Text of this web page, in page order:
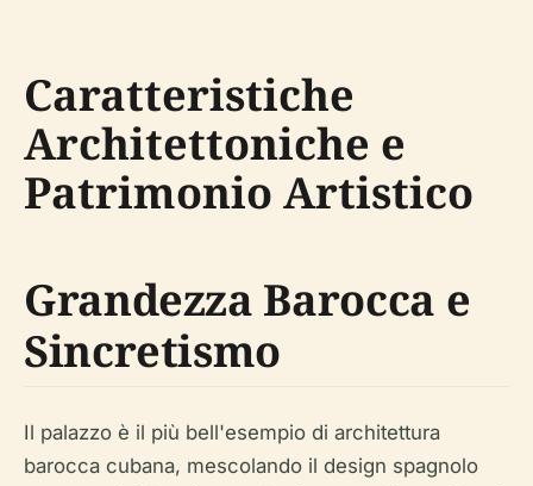
Caratteristiche
Architettoniche e
Patrimonio Artistico
Grandezza Barocca e
Sincretismo
Il palazzo è il più bell'esempio di architettura
barocca cubana, mescolando il design spagnolo